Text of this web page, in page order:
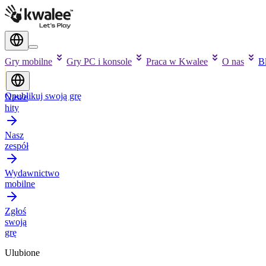
Gry mobilne Gry PC i konsole Praca w Kwalee O nas
Opublikuj swoją grę
Nasze
hity
Nasz
zespół
Wydawnictwo
mobilne
Zgłoś
swoją
grę
Ulubione